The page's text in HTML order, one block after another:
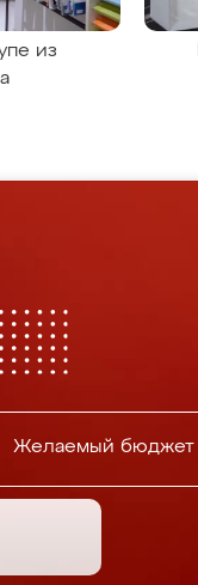
из
Желаемый бюджет